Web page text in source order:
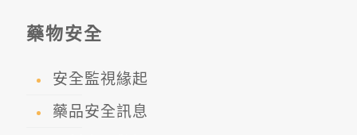
藥物安全
安全監視緣起
藥品安全訊息